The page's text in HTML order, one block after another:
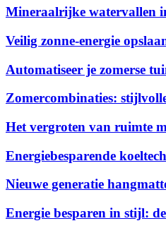
Mineraalrijke watervallen
Veilig zonne-energie
Automatiseer je zomerse
Zomercombinaties:
Het vergroten van ruimte
Energiebesparende
Nieuwe generatie
Energie besparen in stijl: